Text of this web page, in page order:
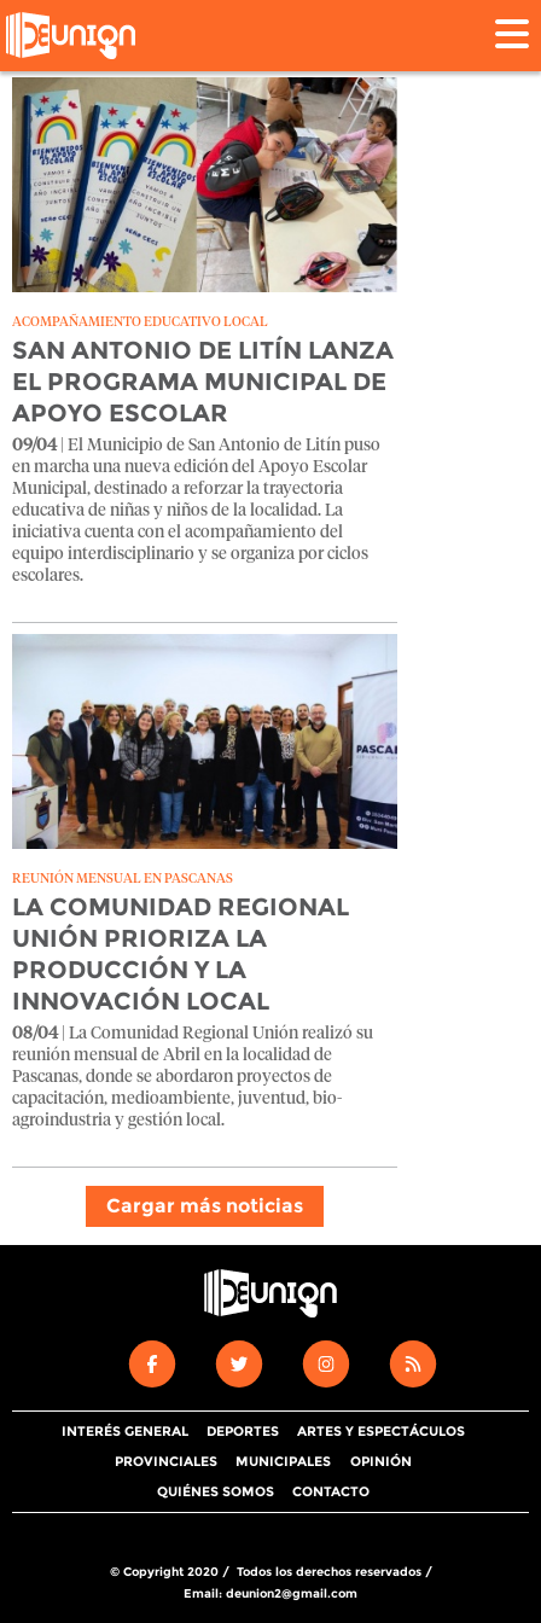
Tag: #GestiónLocal
ACOMPAÑAMIENTO EDUCATIVO LOCAL
SAN ANTONIO DE LITÍN LANZA
EL PROGRAMA MUNICIPAL DE
APOYO ESCOLAR
09/04| El Municipio de San Antonio de Litín puso
en marcha una nueva edición del Apoyo Escolar
Municipal, destinado a reforzar la trayectoria
educativa de niñas y niños de la localidad. La
iniciativa cuenta con el acompañamiento del
equipo interdisciplinario y se organiza por ciclos
escolares.
REUNIÓN MENSUAL EN PASCANAS
LA COMUNIDAD REGIONAL
UNIÓN PRIORIZA LA
PRODUCCIÓN Y LA
INNOVACIÓN LOCAL
08/04| La Comunidad Regional Unión realizó su
reunión mensual de Abril en la localidad de
Pascanas, donde se abordaron proyectos de
capacitación, medioambiente, juventud, bio-
agroindustria y gestión local.
Cargar más noticias
INTERÉS GENERAL DEPORTES
ARTES Y ESPECTÁCULOS
PROVINCIALES
MUNICIPALES
OPINIÓN
QUIÉNES SOMOS
CONTACTO
© Copyright 2020 / Todos los derechos reservados /
Email: deunion2@gmail.com